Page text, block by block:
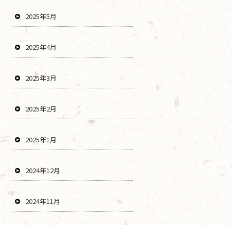
2025年5月
2025年4月
2025年3月
2025年2月
2025年1月
2024年12月
2024年11月